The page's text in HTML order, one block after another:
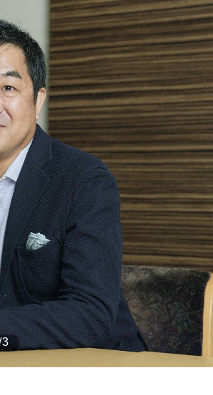
森保一監督...
もっと見る
もっと見る
3